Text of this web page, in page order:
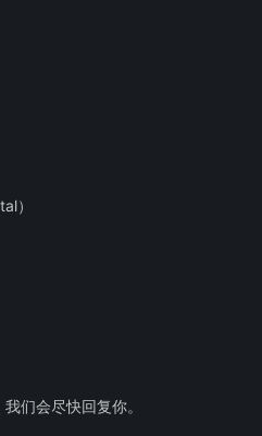
）
们会尽快回复你。